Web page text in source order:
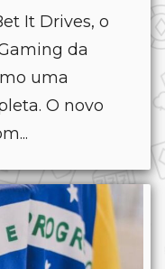
It Drives, o
da
uma
O novo